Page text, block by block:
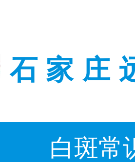
石家庄
白斑常